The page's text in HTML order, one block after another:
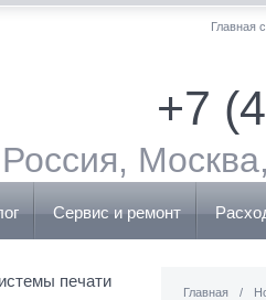
Главная
+7
Сервис и ремонт
Главная /
печати